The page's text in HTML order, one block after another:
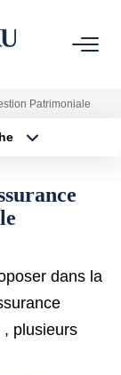
Patrimoniale
dans la
, plusieurs